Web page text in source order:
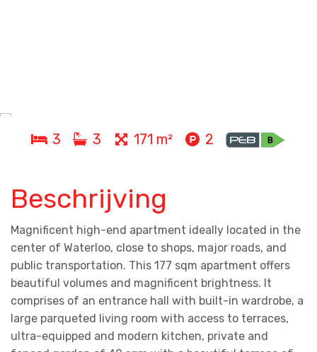
3 3 171 m² 2
Beschrijving
Magnificent high-end apartment ideally located in the
center of Waterloo, close to shops, major roads, and
public transportation. This 177 sqm apartment offers
beautiful volumes and magnificent brightness. It
comprises of an entrance hall with built-in wardrobe, a
large parqueted living room with access to terraces,
ultra-equipped and modern kitchen, private and